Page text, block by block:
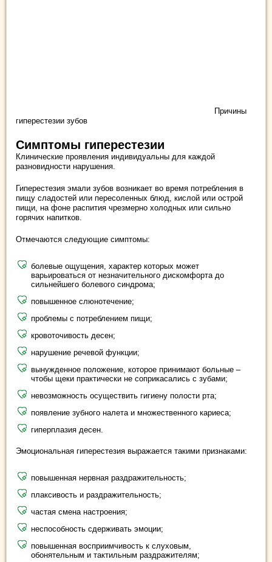
Причины
гиперестезии зубов
Симптомы гиперестезии
Клинические проявления индивидуальны для каждой
разновидности нарушения.
Гиперестезия эмали зубов возникает во время потребления в
пищу сладостей или пересоленных блюд, кислой или острой
пищи, на фоне распития чрезмерно холодных или сильно
горячих напитков.
Отмечаются следующие симптомы:
болевые ощущения, характер которых может
варьироваться от незначительного дискомфорта до
сильнейшего болевого синдрома;
повышенное слюнотечение;
проблемы с потреблением пищи;
кровоточивость десен;
нарушение речевой функции;
вынужденное положение, которое принимают больные –
чтобы щеки практически не соприкасались с зубами;
невозможность осуществить гигиену полости рта;
появление зубного налета и множественного кариеса;
гиперплазия десен.
Эмоциональная гиперестезия выражается такими признаками:
повышенная нервная раздражительность;
плаксивость и раздражительность;
частая смена настроения;
неспособность сдерживать эмоции;
повышенная восприимчивость к слуховым,
обонятельным и тактильным раздражителям;